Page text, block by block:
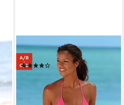
BENCH.
Triangel-Bikini in Wickeloptik
(269)
74,99 €
lieferbar - in 1-2 Werktagen bei dir